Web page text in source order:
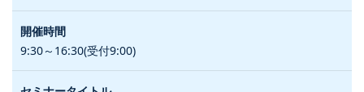
9:30～16:30(受付9:00)